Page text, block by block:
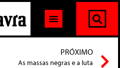
PRÓXIMO
As massas negras e a luta